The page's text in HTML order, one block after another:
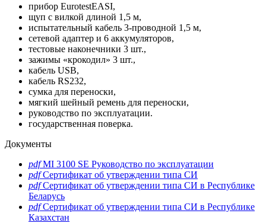
прибор EurotestEASI,
щуп с вилкой длиной 1,5 м,
испытательный кабель 3-проводной 1,5 м,
сетевой адаптер и 6 аккумуляторов,
тестовые наконечники 3 шт.,
зажимы «крокодил» 3 шт.,
кабель USB,
кабель RS232,
сумка для переноски,
мягкий шейный ремень для переноски,
руководство по эксплуатации.
государственная поверка.
Документы
pdf MI 3100 SE Руководство по эксплуатации
pdf Сертификат об утверждении типа СИ
pdf Сертификат об утверждении типа СИ в Республике
Беларусь
pdf Сертификат об утверждении типа СИ в Республике
Казахстан